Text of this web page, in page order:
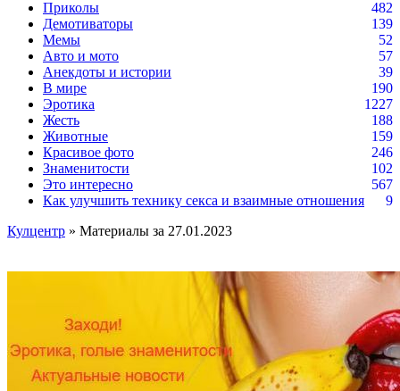
Приколы
482
Демотиваторы
139
Мемы
52
Авто и мото
57
Анекдоты и истории
39
В мире
190
Эротика
1227
Жесть
188
Животные
159
Красивое фото
246
Знаменитости
102
Это интересно
567
Как улучшить технику секса и взаимные отношения
9
Кулцентр » Материалы за 27.01.2023